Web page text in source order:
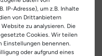
Anziehen
nötigen Halt
28171
341800010
Schnürschuh/Klettschuh
Marcha Alta (MC),
IP-Adresse), um z.B. Inhalte
von Drittanbietern
zu analysieren. Die
Cookies. Wir teilen
benennen.
oder aufgrund eines